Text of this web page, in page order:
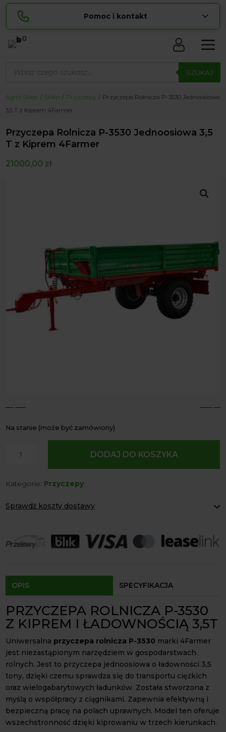
Pomoc i kontakt
Lucyna
pokaż numer
534 853 ... pokaż numer
biuro@ ...
0
produktów SZUKAJ
Agrol Sklep Sklep Przyczepy
Przyczepa Rolnicza P-3530 Jednoosiowa
3,5 T z Kiprem 4Farmer
Przyczepa Rolnicza P-3530 Jednoosiowa 3,5
T z Kiprem 4Farmer
21000,00 zł
4 5
Na stanie (może być zamówiony)
P-
Jednoosiowa
z
DODAJ DO KOSZYKA
Kategorie: Przyczepy
Sprawdź koszty dostawy
Agrol transport: 200 zł
Agrol transport gabaryty: ustalane indywidualnie
Dostępność form dostawy i ceny uzależniona od produktu.
OPIS SPECYFIKACJA
PRZYCZEPA ROLNICZA P-3530
Z KIPREM I ŁADOWNOŚCIĄ 3,5T
Uniwersalna przyczepa rolnicza P-3530 marki 4Farmer
jest niezastąpionym narzędziem w gospodarstwach
rolnych. Jest to przyczepa jednoosiowa o ładowności 3,5
tony, dzięki czemu sprawdza się do transportu ciężkich
oraz wielogabarytowych ładunków. Została stworzona z
myślą o współpracy z ciągnikami. Zapewnia efektywną i
bezpieczną pracę na polach uprawnych. Model ten oferuje
wszechstronność dzięki kiprowaniu w trzech kierunkach.